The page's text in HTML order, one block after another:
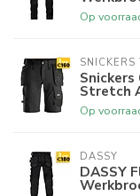
Op
Stretch
Op
DASSY
DASSY